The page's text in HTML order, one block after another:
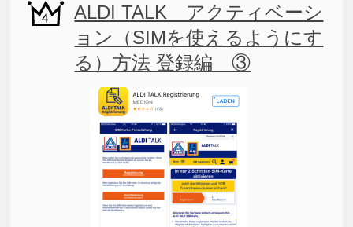
ALDI TALK アクティベーシ
ョン（SIMを使えるようにす
る）方法 登録編 ③